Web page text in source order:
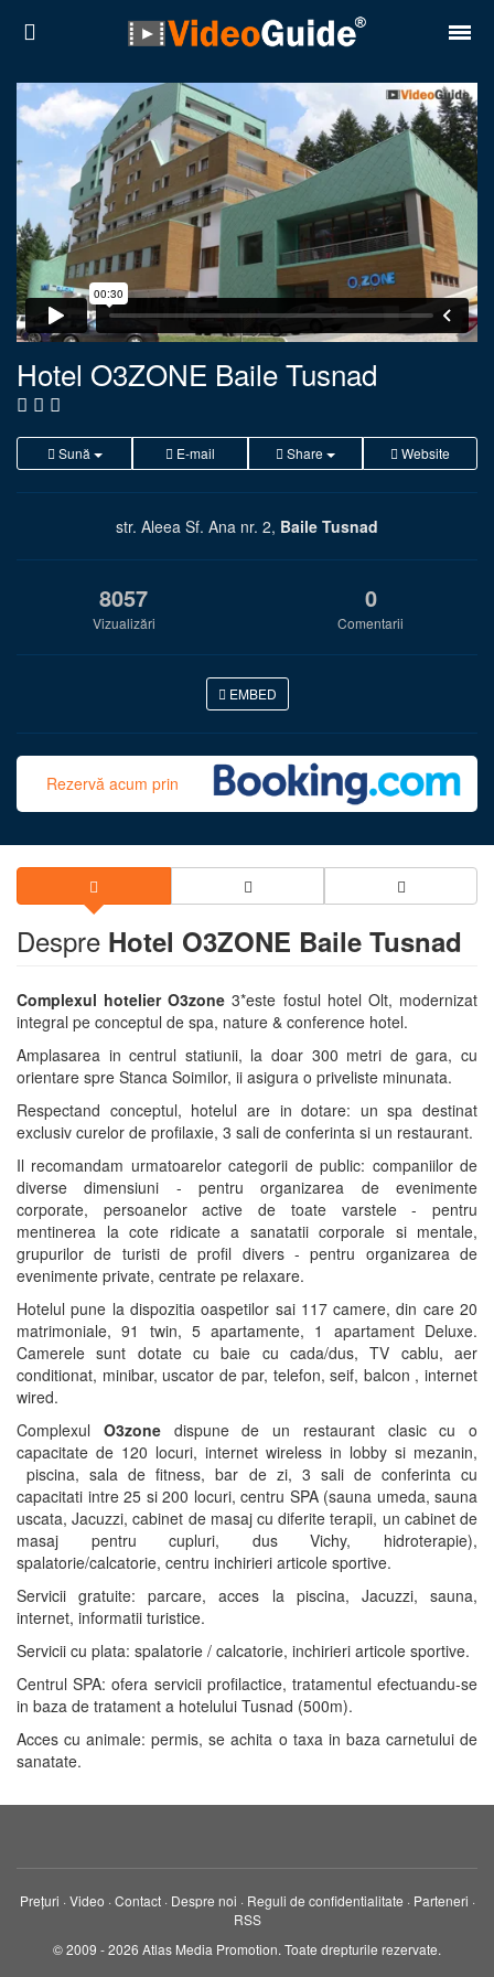
Hotel O3ZONE Baile Tusnad
Sună E-mail Share Website
str. Aleea Sf. Ana nr. 2, Baile Tusnad
8057
Vizualizări
0
Comentarii
EMBED
Rezervă acum prin
Despre Hotel O3ZONE Baile Tusnad
Complexul hotelier O3zone3*este fostul hotel Olt, modernizat
integral pe conceptul de spa, nature & conference hotel.
Amplasarea in centrul statiunii, la doar 300 metri de gara, cu
orientare spre Stanca Soimilor, ii asigura o priveliste minunata.
Respectand conceptul, hotelul are in dotare: un spa destinat
exclusiv curelor de profilaxie, 3 sali de conferinta si un restaurant.
Il recomandam urmatoarelor categorii de public: companiilor de
diverse dimensiuni - pentru organizarea de evenimente
corporate, persoanelor active de toate varstele - pentru
mentinerea la cote ridicate a sanatatii corporale si mentale,
grupurilor de turisti de profil divers - pentru organizarea de
evenimente private, centrate pe relaxare.
Hotelul pune la dispozitia oaspetilor sai 117 camere, din care 20
matrimoniale, 91 twin, 5 apartamente, 1 apartament Deluxe.
Camerele sunt dotate cu baie cu cada/dus, TV cablu, aer
conditionat, minibar, uscator de par, telefon, seif, balcon , internet
wired.
Complexul O3zone dispune de un restaurant clasic cu o
capacitate de 120 locuri, internet wireless in lobby si mezanin,
piscina, sala de fitness, bar de zi, 3 sali de conferinta cu
capacitati intre 25 si 200 locuri, centru SPA (sauna umeda, sauna
uscata, Jacuzzi, cabinet de masaj cu diferite terapii, un cabinet de
masaj pentru cupluri, dus Vichy, hidroterapie),
spalatorie/calcatorie, centru inchirieri articole sportive.
Servicii gratuite: parcare, acces la piscina, Jacuzzi, sauna,
internet, informatii turistice.
Servicii cu plata: spalatorie / calcatorie, inchirieri articole sportive.
Centrul SPA: ofera servicii profilactice, tratamentul efectuandu-se
in baza de tratament a hotelului Tusnad (500m).
Acces cu animale: permis, se achita o taxa in baza carnetului de
sanatate.
Prețuri ·Video ·Contact· Despre noi · Reguli de confidentialitate · Parteneri ·
RSS
© 2009 - 2026 Atlas Media Promotion. Toate drepturile rezervate.
Locuri
Destinații
Prețuri
Contact
Despre noi
Reguli de confidentialitate
Română
English